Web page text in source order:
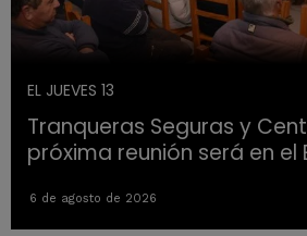
EL JUEVES 13
Tranqueras Seguras y
próxima reunión será en el
6 de agosto de 2026